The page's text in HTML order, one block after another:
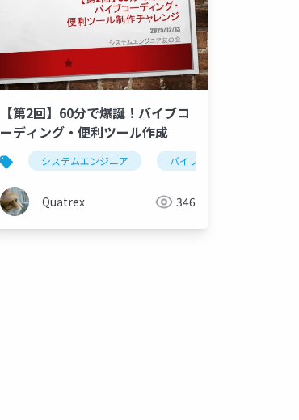
バイブコーディング
【第2回】60分で爆誕！バイブコ
ーディング・便利ツール作成
システムエンジニア バイブコーディング
Quatrex 346